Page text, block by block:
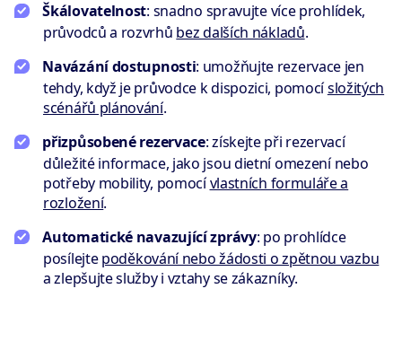
Škálovatelnost: snadno spravujte více prohlídek,
průvodců a rozvrhů bez dalších nákladů.
Navázání dostupnosti: umožňujte rezervace jen
tehdy, když je průvodce k dispozici, pomocísložitých
scénářů plánování.
přizpůsobené rezervace: získejte při rezervací
důležité informace, jako jsou dietní omezení nebo
potřeby mobility, pomocívlastních formuláře a
rozložení.
Automatické navazující zprávy: po prohlídce
posílejtepoděkování nebo žádosti o zpětnou vazbu
a zlepšujte služby i vztahy se zákazníky.